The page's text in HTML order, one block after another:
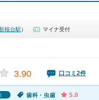
新桜台駅 ） マイナ受付
3.90 口コミ2件
歯科・虫歯 5.0